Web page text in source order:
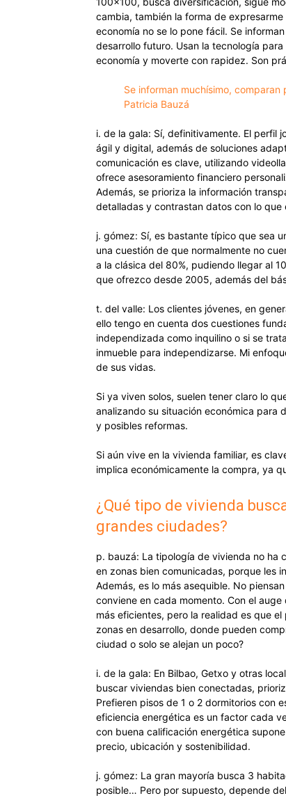
cambia, también la forma de
economía no se lo pone fácil. Se
desarrollo futuro. Usan la tecnología
economía y moverte con rapidez. Son
Se informan muchísimo,
Patricia Bauzá
i. de la gala: Sí, definitivamente. El perfil
ágil y digital, además de soluciones
comunicación es clave, utilizando
ofrece asesoramiento financiero
Además, se prioriza la información
detalladas y contrastan datos con lo que
j. gómez: Sí, es bastante típico que sea
una cuestión de que normalmente no
a la clásica del 80%, pudiendo llegar al
que ofrezco desde 2005, además del
t. del valle: Los clientes jóvenes, en
ello tengo en cuenta dos cuestiones
independizada como inquilino o si se
inmueble para independizarse. Mi
de sus vidas.
Si ya viven solos, suelen tener claro lo
analizando su situación económica para
y posibles reformas.
Si aún vive en la vivienda familiar, es
implica económicamente la compra, ya
¿Qué tipo de vivienda
grandes ciudades?
p. bauzá: La tipología de vivienda no ha
en zonas bien comunicadas, porque les
Además, es lo más asequible. No
conviene en cada momento. Con el
más eficientes, pero la realidad es que
zonas en desarrollo, donde pueden
ciudad o solo se alejan un poco?
i. de la gala: En Bilbao, Getxo y otras
buscar viviendas bien conectadas,
Prefieren pisos de 1 o 2 dormitorios con
eficiencia energética es un factor cada
con buena calificación energética
precio, ubicación y sostenibilidad.
j. gómez: La gran mayoría busca 3
posible… Pero por supuesto, depende